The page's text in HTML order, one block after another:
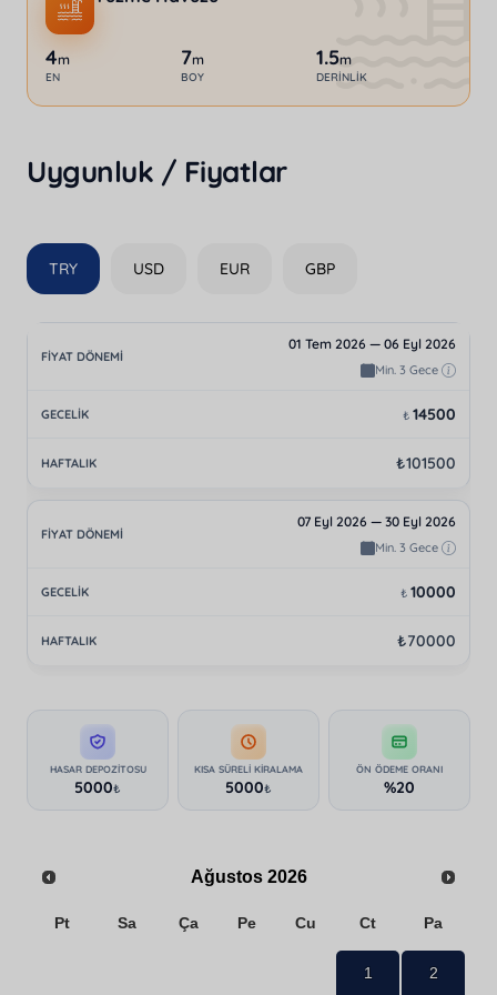
4m
EN
7m
BOY
1.5m
DERINLIK
Uygunluk / Fiyatlar
TRY USD EUR GBP
01 Tem 2026 — 06 Eyl 2026
Min. 3 Gece
₺ 14500
₺101500
07 Eyl 2026 — 30 Eyl 2026
Min. 3 Gece
₺ 10000
₺70000
HASAR DEPOZITOSU
5000₺
KISA SÜRELI KIRALAMA
5000₺
ÖN ÖDEME ORANI
%20
Ağustos 2026
Pt Sa Ça Pe Cu Ct Pa
1 2